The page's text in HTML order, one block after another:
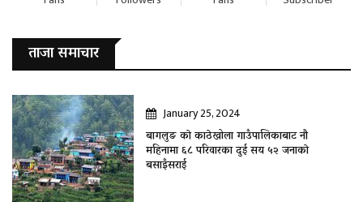
ताजा समाचार
January 25, 2024
बागलुङ काे काठेखोला गाउँपालिकाबाट नौ
महिनामा ६८ परिवारका दुई सय ५२ जनाकाे
बसाइँसराई